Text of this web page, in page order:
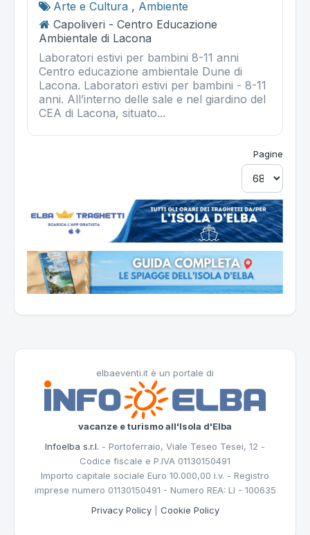
Arte e Cultura , Ambiente
Capoliveri - Centro Educazione
Ambientale di Lacona
Laboratori estivi per bambini 8-11 anni
Centro educazione ambientale Dune di
Lacona. Laboratori estivi per bambini - 8-11
anni. All’interno delle sale e nel giardino del
CEA di Lacona, situato...
Pagine
elbaeventi.it è un portale di
vacanze e turismo all'Isola d'Elba
Infoelba s.r.l. - Portoferraio, Viale Teseo Tesei, 12 -
Codice fiscale e P.IVA 01130150491
Importo capitale sociale Euro 10.000,00 i.v. - Registro
imprese numero 01130150491 - Numero REA: LI - 100635
Privacy Policy| Cookie Policy